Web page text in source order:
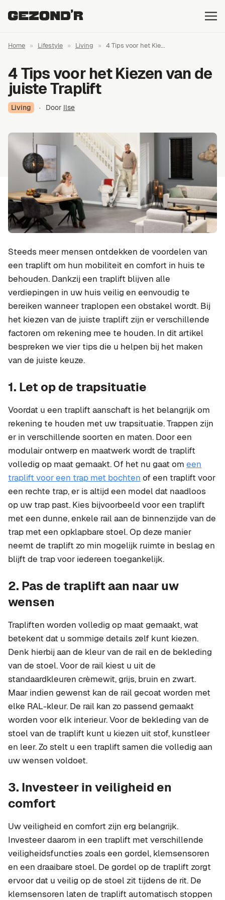
Home » Lifestyle » Living » 4 Tips voor het Kie...
4 Tips voor het Kiezen van de
juiste Traplift
Living · Door Ilse
Steeds meer mensen ontdekken de voordelen van
een traplift om hun mobiliteit en comfort in huis te
behouden. Dankzij een traplift blijven alle
verdiepingen in uw huis veilig en eenvoudig te
bereiken wanneer traplopen een obstakel wordt. Bij
het kiezen van de juiste traplift zijn er verschillende
factoren om rekening mee te houden. In dit artikel
bespreken we vier tips die u helpen bij het maken
van de juiste keuze.
1. Let op de trapsituatie
Voordat u een traplift aanschaft is het belangrijk om
rekening te houden met uw trapsituatie. Trappen zijn
er in verschillende soorten en maten. Door een
modulair ontwerp en maatwerk wordt de traplift
volledig op maat gemaakt. Of het nu gaat om een
traplift voor een trap met bochten of een traplift voor
een rechte trap, er is altijd een model dat naadloos
op uw trap past. Kies bijvoorbeeld voor een traplift
met een dunne, enkele rail aan de binnenzijde van de
trap met een opklapbare stoel. Op deze manier
neemt de traplift zo min mogelijk ruimte in beslag en
blijft de trap voor iedereen toegankelijk.
2. Pas de traplift aan naar uw
wensen
Trapliften worden volledig op maat gemaakt, wat
betekent dat u sommige details zelf kunt kiezen.
Denk hierbij aan de kleur van de rail en de bekleding
van de stoel. Voor de rail kiest u uit de
standaardkleuren crèmewit, grijs, bruin en zwart.
Maar indien gewenst kan de rail gecoat worden met
elke RAL-kleur. De rail kan zo passend gemaakt
worden voor elk interieur. Voor de bekleding van de
stoel van de traplift kunt u kiezen uit stof, kunstleer
en leer. Zo stelt u een traplift samen die volledig aan
uw wensen voldoet.
3. Investeer in veiligheid en
comfort
Uw veiligheid en comfort zijn erg belangrijk.
Investeer daarom in een traplift met verschillende
veiligheidsfuncties zoals een gordel, klemsensoren
en een draaibare stoel. De gordel op de traplift zorgt
ervoor dat u veilig op de stoel zit tijdens de rit. De
klemsensoren laten de traplift automatisch stoppen